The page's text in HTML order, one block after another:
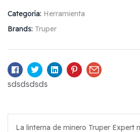
Categoría: Herramienta
Brands: Truper
Facebook
TwitterLinkedinPinterestEmail
sdsdsdsds
La linterna de minero Truper Expert